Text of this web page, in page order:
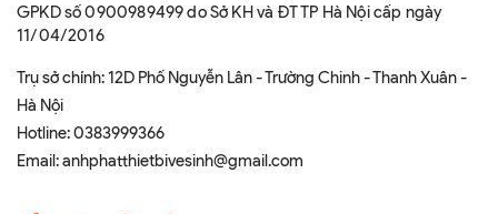
GPKD số 0900989499 do Sở KH và ĐT TP Hà Nội cấp ngày
11/04/2016
Trụ sở chính: 12D Phố Nguyễn Lân - Trường Chinh - Thanh Xuân -
Hà Nội
Hotline:0383999366
Email:anhphatthietbivesinh@gmail.com